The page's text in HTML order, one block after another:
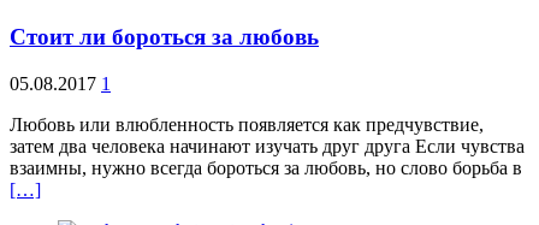
Стоит ли бороться за любовь
05.08.2017 1
Любовь или влюбленность появляется как предчувствие,
затем два человека начинают изучать друг друга Если чувства
взаимны, нужно всегда бороться за любовь, но слово борьба в
[…]